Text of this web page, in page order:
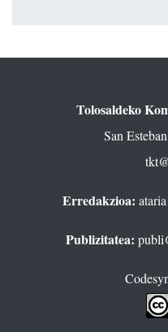
Tolosaldeko
San
Erredakzioa:
Publizitatea: